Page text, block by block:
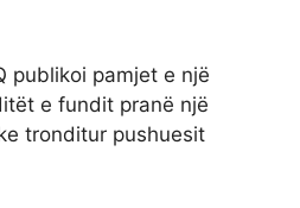
publikoi pamjet e një
e fundit pranë një
tronditur pushuesit